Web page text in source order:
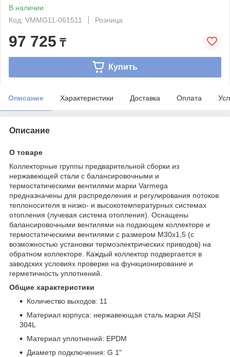
В наличии
Код: VMMG11-061511
Розница
97 725 ₸
Купить
Описание Характеристики Доставка Оплата
Описание
О товаре
Коллекторные группы предварительной сборки из
нержавеющей стали с балансировочными и
термостатическими вентилями марки Varmega
предназначены для распределения и регулирования потоков
теплоносителя в низко- и высокотемпературных системах
отопления (лучевая система отопления). Оснащены
балансировочными вентилями на подающем коллекторе и
термостатическими вентилями с размером M30x1,5 (с
возможностью установки термоэлектрических приводов) на
обратном коллекторе. Каждый коллектор подвергается в
заводских условиях проверке на функционирование и
герметичность уплотнений.
Общие характеристики
Количество выходов: 11
Материал корпуса: нержавеющая сталь марки AISI
304L
Материал уплотнений: EPDM
Диаметр подключения: G 1"